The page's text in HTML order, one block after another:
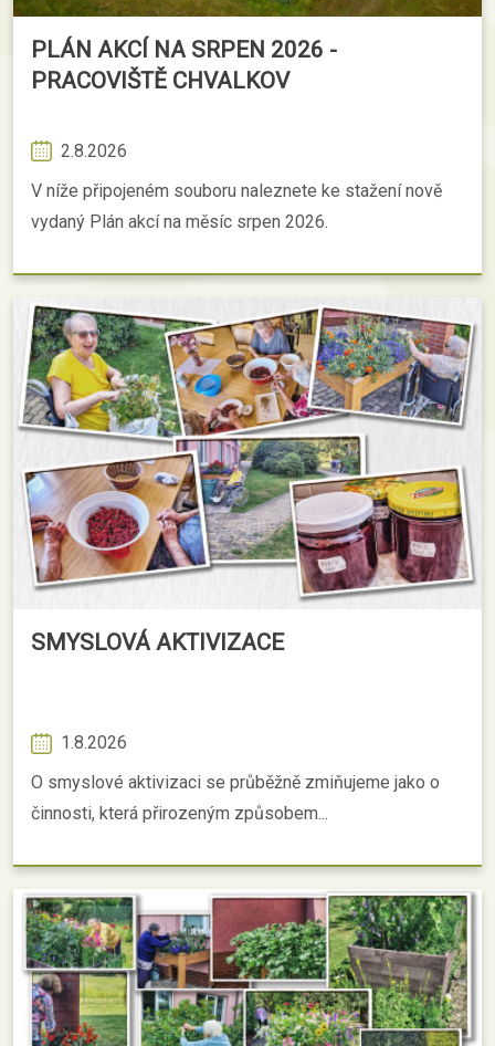
PLÁN AKCÍ NA SRPEN 2026 -
PRACOVIŠTĚ CHVALKOV
2.8.2026
V níže připojeném souboru naleznete ke stažení nově
vydaný Plán akcí na měsíc srpen 2026.
SMYSLOVÁ AKTIVIZACE
1.8.2026
O smyslové aktivizaci se průběžně zmiňujeme jako o
činnosti, která přirozeným způsobem...